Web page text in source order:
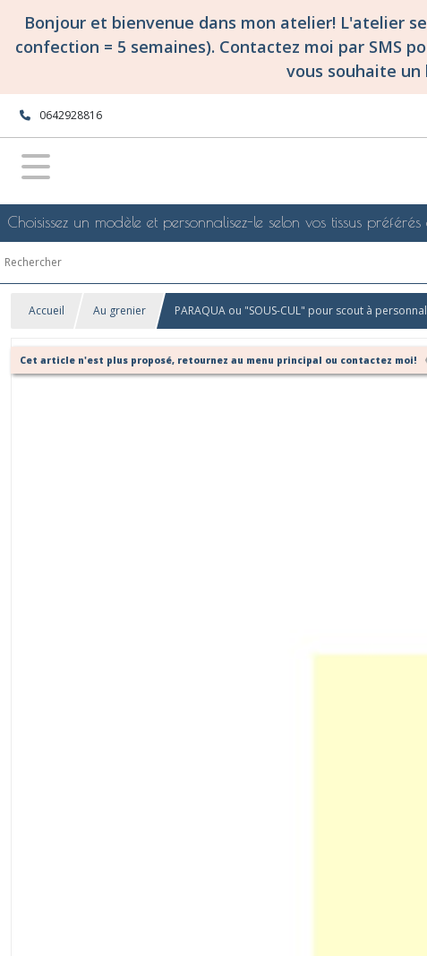
Bonjour et bienvenue dans mon atelier! L'atelier
confection = 5 semaines). Contactez moi par SMS
vous souhaite un
0642928816
Choisissez un modèle et personnalisez-le selon vos tissus
Accueil Au grenier PARAQUA ou "SOUS-CUL" pour scout à
Cet article n'est plus proposé, retournez au menu principal ou contactez moi!